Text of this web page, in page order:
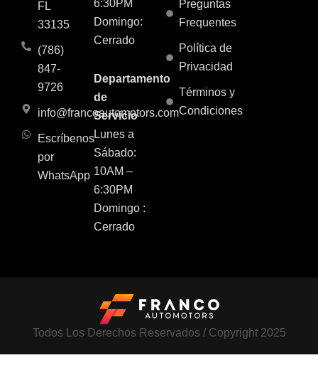
FL
33135
(786)
847-
9726
info@francoautomotors.com
Escríbenos
por
WhatsApp
6:30PM
Domingo:
Cerrado
Departamento
de
Servicio
Lunes a
Sábado:
10AM –
6:30PM
Domingo :
Cerrado
Preguntas
Frequentes
Política de
Privacidad
Términos y
Condiciones
Todos Los Derechos Reservados / Copyright 2025